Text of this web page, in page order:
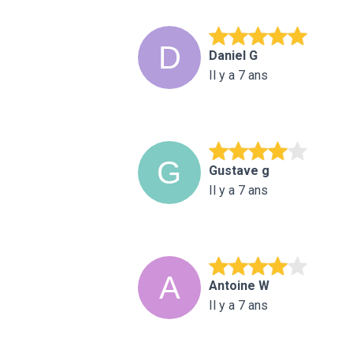
Daniel G
Il y a 7 ans
Gustave g
Il y a 7 ans
Antoine W
Il y a 7 ans